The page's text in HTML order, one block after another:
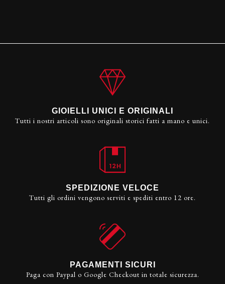
GIOIELLI UNICI E ORIGINALI
Tutti i nostri articoli sono originali storici fatti a mano e unici.
SPEDIZIONE VELOCE
Tutti gli ordini vengono serviti e spediti entro 12 ore.
PAGAMENTI SICURI
Paga con Paypal o Google Checkout in totale sicurezza.